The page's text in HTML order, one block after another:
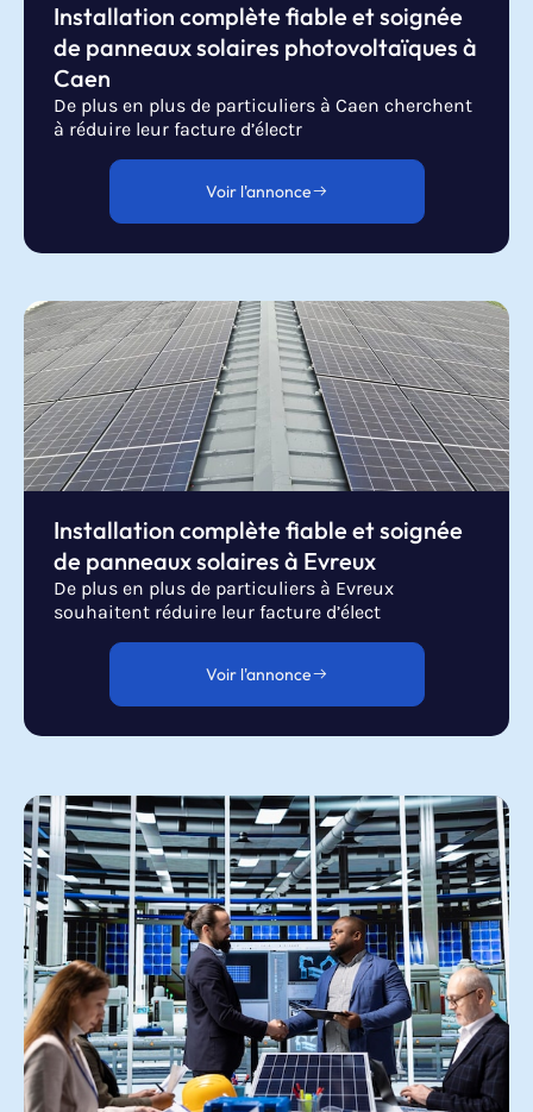
Installation complète fiable et soignée
de panneaux solaires photovoltaïques à
Caen
De plus en plus de particuliers à Caen cherchent
à réduire leur facture d’électr
Voir l'annonce
Installation complète fiable et soignée
de panneaux solaires à Evreux
De plus en plus de particuliers à Evreux
souhaitent réduire leur facture d’élect
Voir l'annonce